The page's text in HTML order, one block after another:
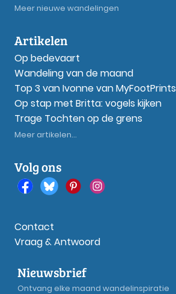
Meer nieuwe wandelingen
Artikelen
Op bedevaart
Wandeling van de maand
Top 3 van Ivonne van MyFootPrints
Op stap met Britta: vogels kijken
Trage Tochten op de grens
Meer artikelen...
Volg ons
Contact
Vraag & Antwoord
Nieuwsbrief
Ontvang elke maand wandelinspiratie